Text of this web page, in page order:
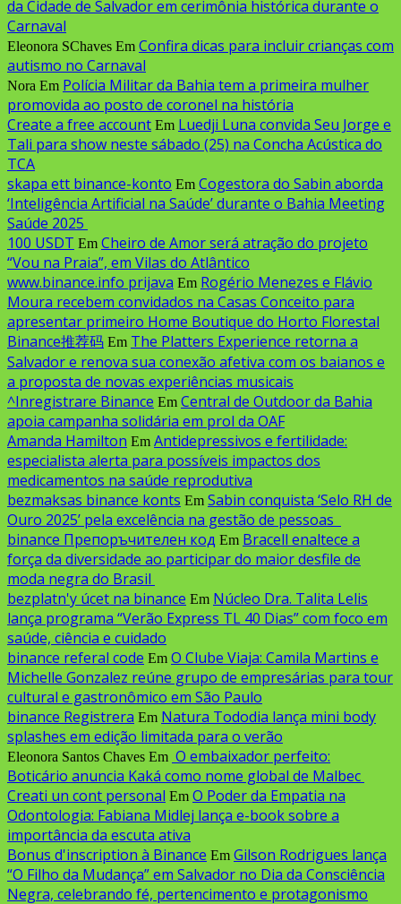
da Cidade de Salvador em cerimônia histórica durante o
Carnaval
Eleonora SChaves Em Confira dicas para incluir crianças com
autismo no Carnaval
Nora Em Polícia Militar da Bahia tem a primeira mulher
promovida ao posto de coronel na história
Create a free account Em Luedji Luna convida Seu Jorge e
Tali para show neste sábado (25) na Concha Acústica do
TCA
skapa ett binance-konto Em Cogestora do Sabin aborda
‘Inteligência Artificial na Saúde’ durante o Bahia Meeting
Saúde 2025
100 USDT Em Cheiro de Amor será atração do projeto
“Vou na Praia”, em Vilas do Atlântico
www.binance.info prijava Em Rogério Menezes e Flávio
Moura recebem convidados na Casas Conceito para
apresentar primeiro Home Boutique do Horto Florestal
Binance推荐码 Em The Platters Experience retorna a
Salvador e renova sua conexão afetiva com os baianos e
a proposta de novas experiências musicais
^Inregistrare Binance Em Central de Outdoor da Bahia
apoia campanha solidária em prol da OAF
Amanda Hamilton Em Antidepressivos e fertilidade:
especialista alerta para possíveis impactos dos
medicamentos na saúde reprodutiva
bezmaksas binance konts Em Sabin conquista ‘Selo RH de
Ouro 2025’ pela excelência na gestão de pessoas
binance Препоръчителен код Em Bracell enaltece a
força da diversidade ao participar do maior desfile de
moda negra do Brasil
bezplatn'y úcet na binance Em Núcleo Dra. Talita Lelis
lança programa “Verão Express TL 40 Dias” com foco em
saúde, ciência e cuidado
binance referal code Em O Clube Viaja: Camila Martins e
Michelle Gonzalez reúne grupo de empresárias para tour
cultural e gastronômico em São Paulo
binance Registrera Em Natura Tododia lança mini body
splashes em edição limitada para o verão
Eleonora Santos Chaves Em O embaixador perfeito:
Boticário anuncia Kaká como nome global de Malbec
Creati un cont personal Em O Poder da Empatia na
Odontologia: Fabiana Midlej lança e-book sobre a
importância da escuta ativa
Bonus d'inscription à Binance Em Gilson Rodrigues lança
“O Filho da Mudança” em Salvador no Dia da Consciência
Negra, celebrando fé, pertencimento e protagonismo